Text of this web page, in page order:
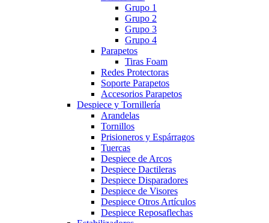
Grupo 1
Grupo 2
Grupo 3
Grupo 4
Parapetos
Tiras Foam
Redes Protectoras
Soporte Parapetos
Accesorios Parapetos
Despiece y Tornillería
Arandelas
Tornillos
Prisioneros y Espárragos
Tuercas
Despiece de Arcos
Despiece Dactileras
Despiece Disparadores
Despiece de Visores
Despiece Otros Artículos
Despiece Reposaflechas